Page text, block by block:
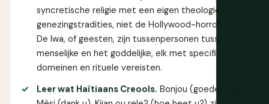
syncretische religie met een eigen theologie en
genezingstradities, niet de Hollywood-horrorcliché.
De lwa, of geesten, zijn tussenpersonen tussen het
menselijke en het goddelijke, elk met specifieke
domeinen en rituele vereisten.
Leer wat Haïtiaans Creools. Bonjou (goedendag),